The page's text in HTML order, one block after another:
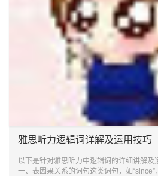
雅思听力逻辑词详解及运用技巧
以下是针对雅思听力中逻辑词的详细讲解及
一、表因果关系的词句这类词句，如“since”